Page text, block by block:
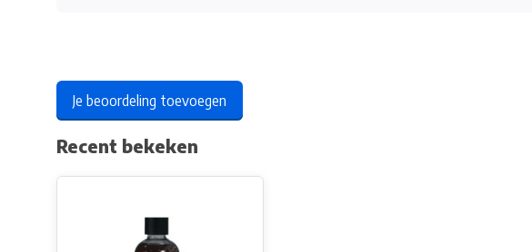
Je beoordeling toevoegen
Recent bekeken